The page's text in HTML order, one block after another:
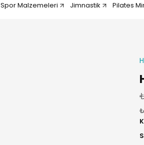
Spor Malzemeleri Jimnastik Pilates